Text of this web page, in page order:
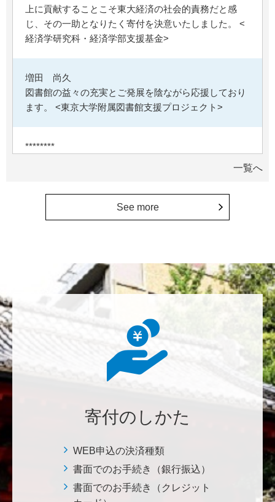
上に貢献することこそ東大経済の社会的責務だと感
じ、その一助となりたく寄付を決意いたしました。 <
経済学研究科・経済学部支援基金>
増田 尚久
図書館の益々の充実とご発展を陰ながら応援しており
ます。 <東京大学附属図書館支援プロジェクト>
********
植物は、実は植物同士全世界の植物で繋がっている。
植物が未来に繋がっている。 地球や室内の空気清浄、
る。 植物、素晴らしい。 世界の学会でも、子供たち
にも、植物の素晴らしさ、凄さを伝えていってほし
美味しいお寿司、刺身、美味しい魚、美味しい日本
も未来永劫 美味しいお寿司、刺身、日本米を子供た
ち、孫たち、子々孫々へ <国際水産研究教育基金>
す。募金することにより、私自身も参加しているよう
プロジェクト>
株式会社Ｌｅｇａｌｓｃａｐｅ
当社は、IS・CSで学んだ知見を法領域に応用するとこ
一覧へ
See more
寄付のしかた
WEB申込の決済種類
書面でのお手続き（銀行振込）
書面でのお手続き（クレジット